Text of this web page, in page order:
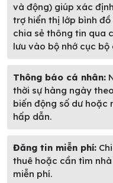
và động) giúp xác
trợ hiển thị lớp bình
chia sẻ thông tin qua
lưu vào bộ nhớ cục bộ
Thông báo cá nhân:
thời sự hàng ngày
biến động số dư hoặc
hấp dẫn.
Đăng tin miễn phí:
thuê hoặc cần tìm
miễn phí.